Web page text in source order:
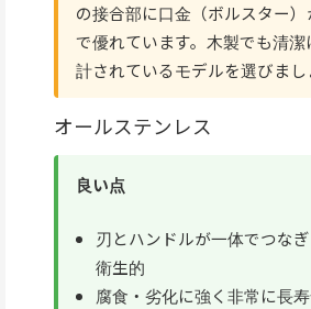
の接合部に口金（ボルスター
で優れています。木製でも清
計されているモデルを選びまし
オールステンレス
良い点
刃とハンドルが一体でつな
衛生的
腐食・劣化に強く非常に長